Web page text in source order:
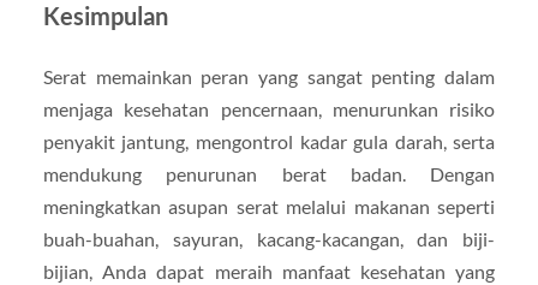
Kesimpulan
Serat memainkan peran yang sangat penting dalam
menjaga kesehatan pencernaan, menurunkan risiko
penyakit jantung, mengontrol kadar gula darah, serta
mendukung penurunan berat badan. Dengan
meningkatkan asupan serat melalui makanan seperti
buah-buahan, sayuran, kacang-kacangan, dan biji-
bijian, Anda dapat meraih manfaat kesehatan yang